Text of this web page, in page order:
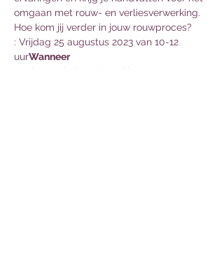
omgaan met rouw- en verliesverwerking.
Hoe kom jij verder in jouw rouwproces?
: Vrijdag 25 augustus 2023 van 10-12
uurWanneer
: Gebouw de inZet in Rokkeveen